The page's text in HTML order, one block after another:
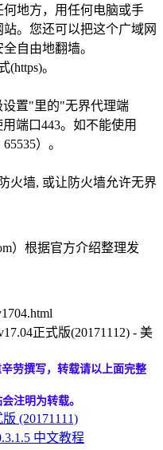
地方，用任何电脑或手
。您还可以把这个广域网
自由地翻墙。
。
置"里的"无界代理端
端口443。如不能使用
）。
火墙, 或让防火墙允许无界
）根据官方介绍整理发
正式版(20171112) - 美
劳撰写，转载请以上面完整
注明为转载。
(20171111)
中文教程